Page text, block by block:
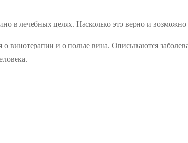
в лечебных целях. Насколько это верно и возможно
винотерапии и о пользе вина. Описываются